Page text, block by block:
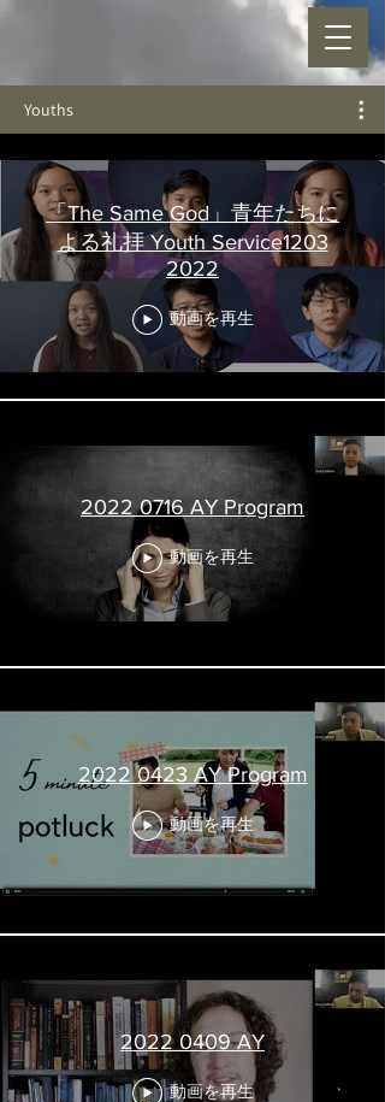
Youths
「The Same God」青年たちに
よる礼拝 Youth Service1203
2022
動画を再生
2022 0716 AY Program
動画を再生
2022 0423 AY Program
動画を再生
2022 0409 AY
動画を再生